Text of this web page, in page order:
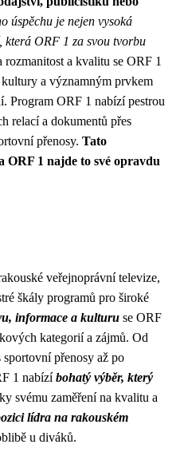
úspěchu je nejen vysoká
která ORF 1 za svou tvorbu
a kvalitu se ORF 1
a významným prvkem
Program ORF 1 nabízí pestrou
relací a dokumentů přes
přenosy. Tato
ORF 1 najde to své opravdu
veřejnoprávní televize,
škály programů pro široké
informace a kulturu se ORF
kategorií a zájmů. Od
přenosy až po
1 nabízíbohatý výběr, který
svému zaměření na kvalitu a
lídra na rakouském
u diváků.